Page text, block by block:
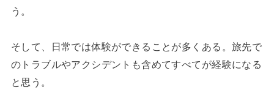
う。
そして、日常では体験ができることが多くある。旅先で
のトラブルやアクシデントも含めてすべてが経験になる
と思う。